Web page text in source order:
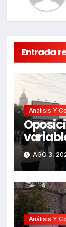
Entrada
Análisis Y
AGO 3,
Análisis Y